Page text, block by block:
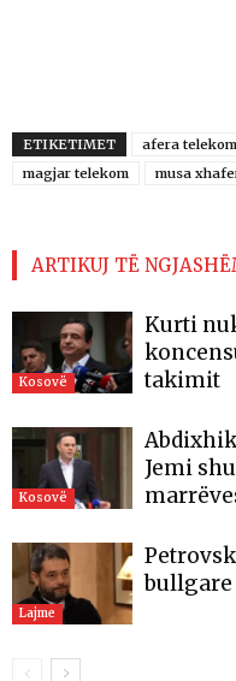
ETIKETIMET afera telekom
magjar telekom
musa
ARTIKUJ TË
Kosovë
Kurti
takimit
Kosovë
Jemi
Lajme
bullgare